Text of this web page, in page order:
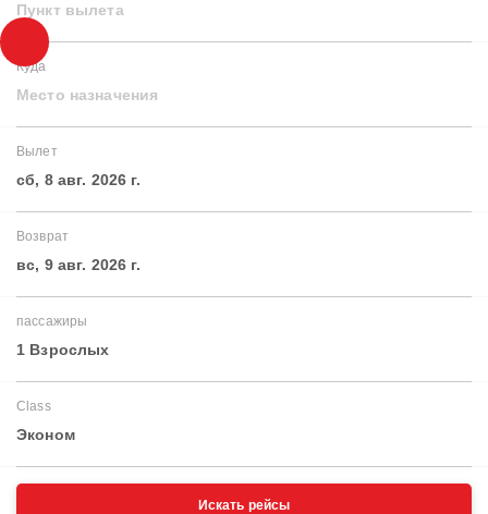
Пункт вылета
Куда
Место назначения
Вылет
сб, 8 авг. 2026 г.
Возврат
вс, 9 авг. 2026 г.
пассажиры
1 Взрослых
Class
Эконом
Искать рейсы